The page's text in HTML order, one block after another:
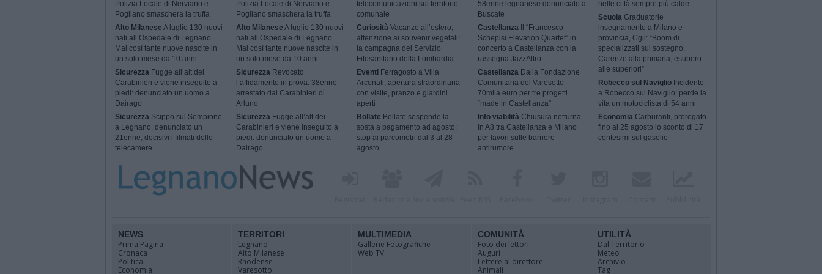
Polizia Locale di Nerviano e
Pogliano smaschera la truffa
Alto Milanese A luglio 130 nuovi
nati all’Ospedale di Legnano.
Mai così tante nuove nascite in
un solo mese da 10 anni
Sicurezza Fugge all’alt dei
Carabinieri e viene inseguito a
piedi: denunciato un uomo a
Dairago
Sicurezza Scippo sul Sempione
a Legnano: denunciato un
21enne, decisivi i filmati delle
telecamere
Polizia Locale di Nerviano e
Pogliano smaschera la truffa
Alto Milanese A luglio 130 nuovi
nati all’Ospedale di Legnano.
Mai così tante nuove nascite in
un solo mese da 10 anni
SicurezzaRevocato
l’affidamento in prova: 38enne
arrestato dai Carabinieri di
Arluno
SicurezzaFugge all’alt dei
Carabinieri e viene inseguito a
piedi: denunciato un uomo a
Dairago
telecomunicazioni sul territorio
comunale
Curiosità Vacanze all’estero,
attenzione ai souvenir vegetali:
la campagna del Servizio
Fitosanitario della Lombardia
Eventi Ferragosto a Villa
Arconati, apertura straordinaria
con visite, pranzo e giardini
aperti
Bollate Bollate sospende la
sosta a pagamento ad agosto:
stop ai parcometri dal 3 al 28
agosto
58enne legnanese denunciato a
Buscate
CastellanzaIl “Francesco
Schepisi Elevation Quartet” in
concerto a Castellanza con la
rassegna JazzAltro
CastellanzaDalla Fondazione
Comunitaria del Varesotto
70mila euro per tre progetti
“made in Castellanza”
Info viabilitàChiusura notturna
in A8 tra Castellanza e Milano
per lavori sulle barriere
antirumore
nelle città sempre più calde
Scuola Graduatorie
insegnamento a Milano e
provincia, Cgil: “Boom di
specializzati sul sostegno.
Carenze alla primaria, esubero
alle superiori”
Robecco sul Naviglio Incidente
a Robecco sul Naviglio: perde la
vita un motociclista di 54 anni
Economia Carburanti, prorogato
fino al 25 agosto lo sconto di 17
centesimi sul gasolio
NEWS
Prima Pagina
Cronaca
Politica
Economia
TERRITORI
Legnano
Alto Milanese
Rhodense
Varesotto
MULTIMEDIA
Gallerie Fotografiche
Web TV
COMUNITÀ
Foto dei lettori
Auguri
Lettere al direttore
Animali
UTILITÀ
Dal Territorio
Meteo
Archivio
Tag